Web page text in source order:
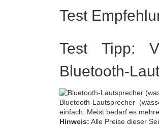
Test
Test Tipp:
Bluetooth-
Bluetooth-Lautsprecher
einfach: Meist bedarf es
Hinweis: Alle Preise dieser